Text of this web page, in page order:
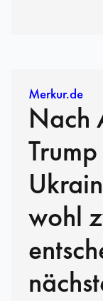
Merkur.de
Nach
wohl